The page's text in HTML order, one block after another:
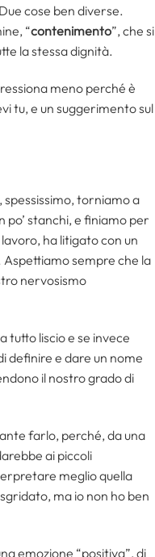
cose ben diverse.
“contenimento”, che si
la stessa dignità.
meno perché è
tu, e un suggerimento sul
torniamo a
stanchi, e finiamo per
ha litigato con un
Aspettiamo sempre che la
nervosismo
tutto liscio e se invece
definire e dare un nome
il nostro grado di
farlo, perché, da una
ai piccoli
meglio quella
ma io non ho ben
emozione “positiva”, di